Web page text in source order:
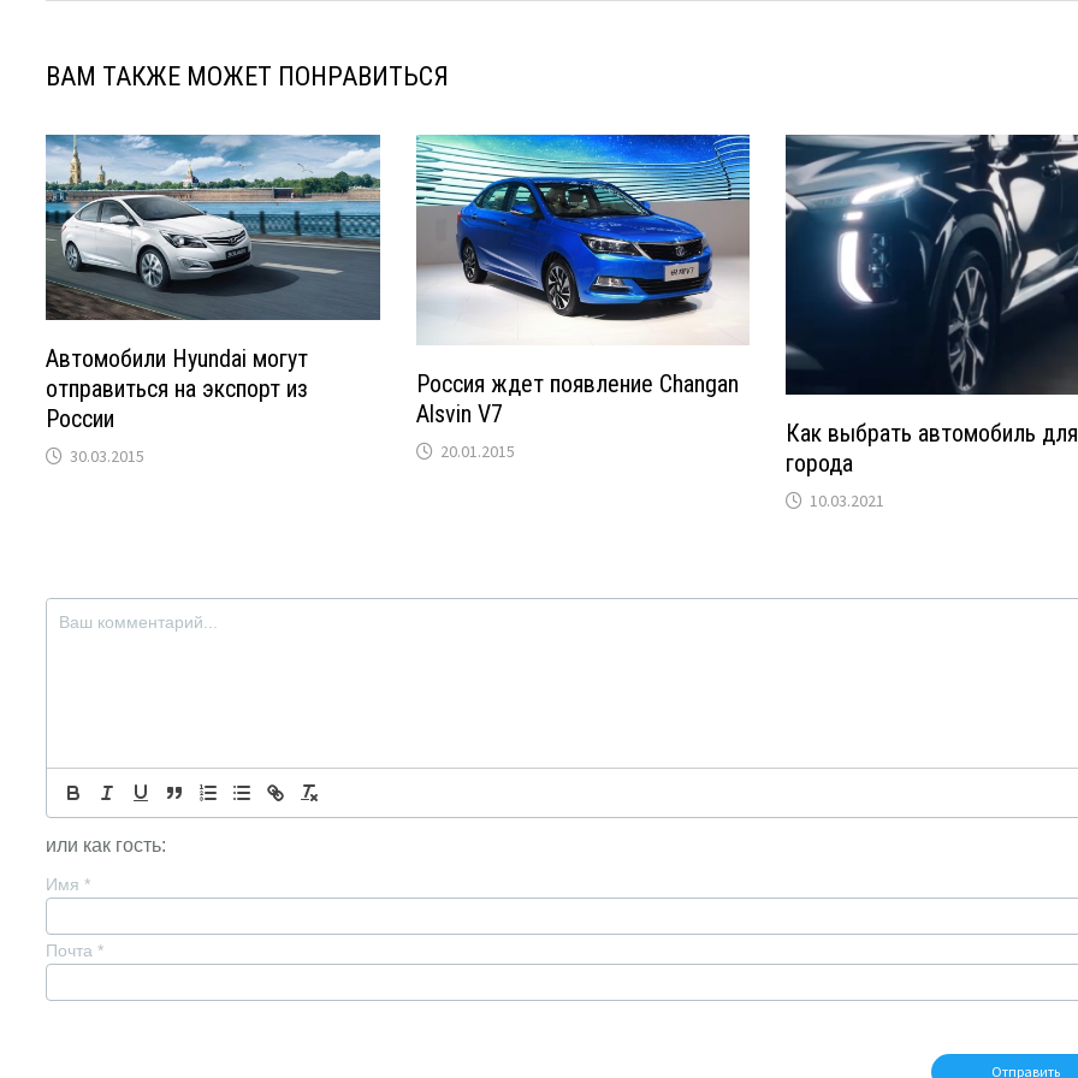
ВАМ ТАКЖЕ МОЖЕТ ПОНРАВИТЬСЯ
Автомобили Hyundai могут
отправиться на экспорт из
России
30.03.2015
Россия ждет появление Changan
Alsvin V7
20.01.2015
Как выбрать автомобиль для
города
10.03.2021
или как гость:
Имя *
Почта *